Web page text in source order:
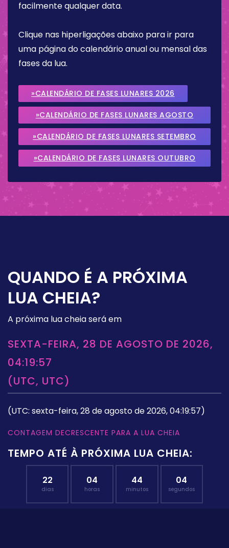
facilmente qualquer data.
Clique nas hiperligações abaixo para ir para
uma página do calendário anual ou mensal das
fases da lua.
»CALENDÁRIO DE FASES LUNARES 2026
»CALENDÁRIO DE FASES LUNARES AGOSTO
2026
»CALENDÁRIO DE FASES LUNARES SETEMBRO
2026
»CALENDÁRIO DE FASES LUNARES OUTUBRO
QUANDO É A PRÓXIMA
LUA CHEIA?
A próxima lua cheia será em
SEXTA-FEIRA, 28 DE AGOSTO DE 2026,
04:19:57
(UTC, UTC)
(UTC: sexta-feira, 28 de agosto de 2026, 04:19:57)
CONTAGEM DECRESCENTE PARA A LUA CHEIA
TEMPO ATÉ À PRÓXIMA LUA CHEIA:
22
dias
04
horas
44
minutos
03
segundos